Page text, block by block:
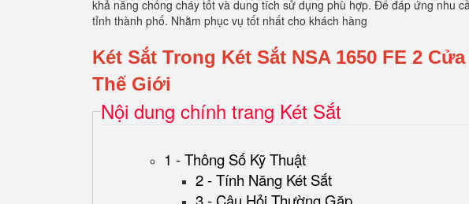
khả năng chống cháy tốt và dung tích sử dụng phù hợp. Để đáp ứng nhu
tỉnh thành phố. Nhằm phục vụ tốt nhất cho khách hàng
Két Sắt Trong Két Sắt NSA 1650 FE 2
Thế Giới
Nội dung chính trang Két Sắt
1 - Thông Số Kỹ Thuật
2 - Tính Năng Két Sắt